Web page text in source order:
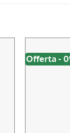
Offerta -